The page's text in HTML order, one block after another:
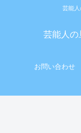
芸能人
芸能人の
お問い合わせ